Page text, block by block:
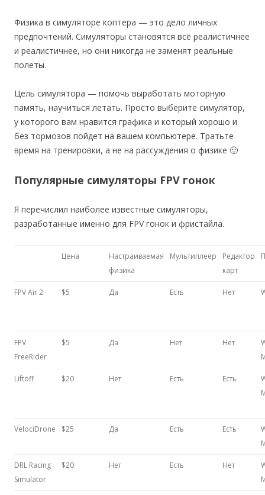
Физика в симуляторе коптера — это дело личных
предпочтений. Симуляторы становятся всё реалистичнее
и реалистичнее, но они никогда не заменят реальные
полеты.
Цель симулятора — помочь выработать моторную
память, научиться летать. Просто выберите симулятор,
у которого вам нравится графика и который хорошо и
без тормозов пойдет на вашем компьютере. Тратьте
время на тренировки, а не на рассуждения о физике 🙂
Популярные симуляторы FPV гонок
Я перечислил наиболее известные симуляторы,
разработанные именно для FPV гонок и фристайла.
Цена
Настраиваемая
физика
Мультиплеер
Редактор
карт
FPV Air 2 $5 Да Есть Нет
FPV
FreeRider
$5 Да Нет Нет
Liftoff $20 Нет Есть Есть
VelociDrone $25 Да Есть Есть
DRL Racing
Simulator
$20 Нет Есть Нет